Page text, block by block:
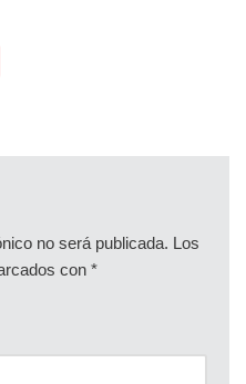
no será publicada. Los
con *